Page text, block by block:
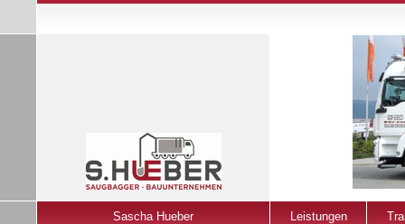
Sascha Hueber Leistungen